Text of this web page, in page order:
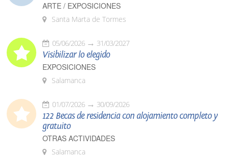
ARTE / EXPOSICIONES
Santa Marta de Tormes
05/06/2026 31/03/2027
Visibilizar lo elegido
EXPOSICIONES
Salamanca
01/07/2026 30/09/2026
122 Becas de residencia con alojamiento completo y
gratuito
OTRAS ACTIVIDADES
Salamanca